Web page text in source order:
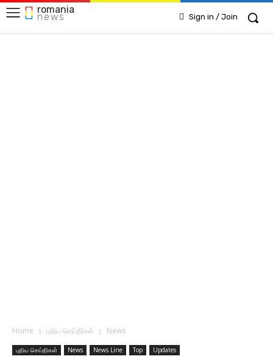
romania
news Sign in / Join
Home புதிய செய்திகள் News
புதிய செய்திகள் News News Line Top Updates